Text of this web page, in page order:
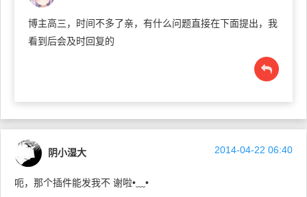
博主高三，时间不多了亲，有什么问题直接在下面提出，我
看到后会及时回复的
阴小湿大 2014-04-22 06:40
呃，那个插件能发我不 谢啦•﹏•